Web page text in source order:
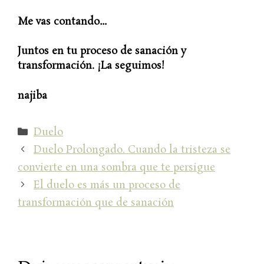
Me vas contando…
Juntos en tu proceso de sanación y
transformación. ¡La seguimos!
najiba
Categorías
Duelo
Duelo Prolongado. Cuando la tristeza se
convierte en una sombra que te persigue
El duelo es más un proceso de
transformación que de sanación